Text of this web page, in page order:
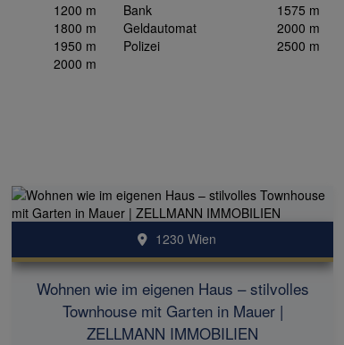
1200 m
1800 m
1950 m
2000 m
Bank
1575 m
Geldautomat
2000 m
Polizei
2500 m
Wohnen wie im eigenen Haus – stilvolles
Townhouse mit Garten in Mauer |
ZELLMANN IMMOBILIEN
1230 Wien